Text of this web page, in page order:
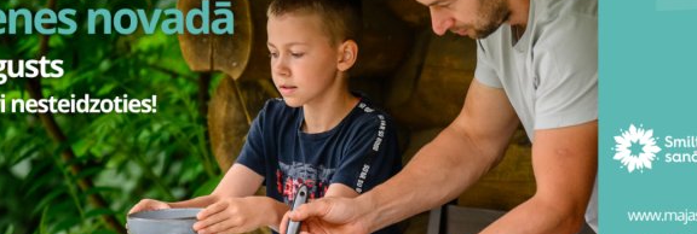
888.
Smiltenes sporta
skola
Gaujas iela 2, Smiltene, Smiltenes novads
LV4729
890.
Bilskas pagasta
pārvalde
"Pašvaldības māja", Bilska, Bilskas pag.,
Smiltenes nov., LV-4706
891. Birzuļu Tautas nams
"Birzuļu tautas nams", Mēri, Bilskas pag.,
Smiltenes nov., LV-4706